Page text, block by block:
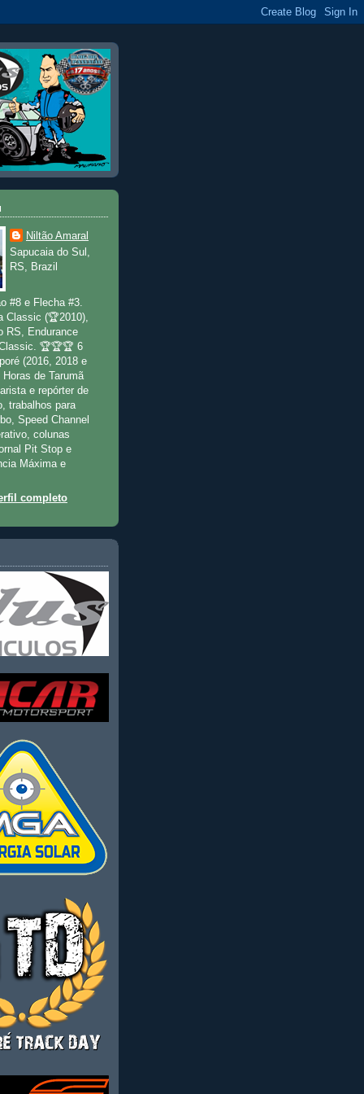
Niltão Amaral
Sapucaia do Sul,
RS, Brazil
#8 e Flecha #3.
Classic (🏆2010),
RS, Endurance
🏆🏆🏆 6
(2016, 2018 e
de Tarumã
e repórter de
trabalhos para
Speed Channel
colunas
Pit Stop e
Máxima e
completo